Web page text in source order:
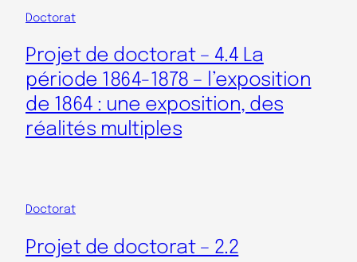
Doctorat
Projet de doctorat – 4.4 La
période 1864-1878 – l’exposition
de 1864 : une exposition, des
réalités multiples
Doctorat
Projet de doctorat – 2.2